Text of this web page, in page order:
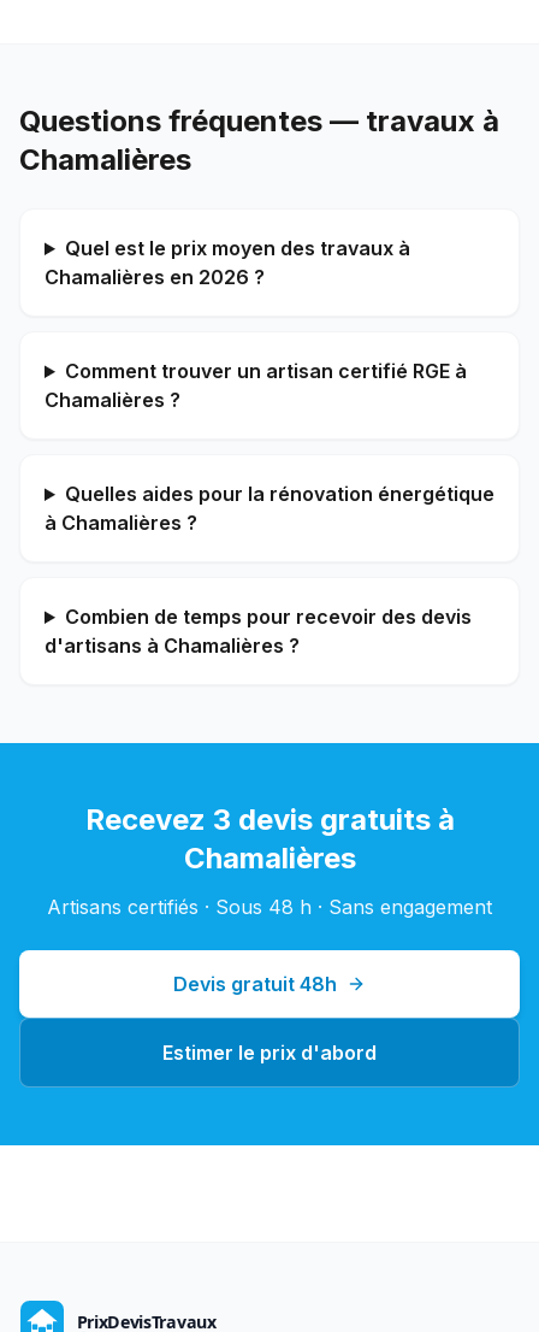
Questions fréquentes — travaux à
Chamalières
Quel est le prix moyen des travaux à
Chamalières en 2026 ?
Comment trouver un artisan certifié RGE à
Chamalières ?
Quelles aides pour la rénovation énergétique
à Chamalières ?
Combien de temps pour recevoir des devis
d'artisans à Chamalières ?
Recevez 3 devis gratuits à
Chamalières
Artisans certifiés · Sous 48 h · Sans engagement
Devis gratuit 48h
Estimer le prix d'abord